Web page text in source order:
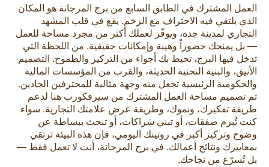
العمل المشترك في الطابق السابع من برج المرجانة هو المكان
الذي يلتقي فيه الاحتراف مع الزخم. يقع في قلب المشهد
التجاري لمدينة جدة، ويوفّر لعملك أكثر من مجرد مساحة للعمل
— بل يمنحك حضوراً وهيبة وإمكانات حقيقية. من اللحظة التي
تدخل فيها البرج، تحيط بك أجواء من التركيز والطموح. التصميم
الأنيق، والبنية التحتية الحديثة، والقرب من المؤسسات المالية
والحكومية الرئيسية تجعل منه وجهة مثالية للمحترفين الجادين.
تم تصميم مساحة العمل المشترك من سيرفكورب هنا لدعم
طريقة تفكيرك، ونموك، وطريقة عرض علامتك التجارية. سواء
كنت تُبرم صفقات، أو تبني شراكات، أو تبحث ببساطة عن
وضوح وتركيز أكبر في روتينك اليومي، فإن هذه البيئة ترتقي
بمعاييرك ونتائج أعمالك. في برج المرجانة، أنت لا تعمل فقط —
بل تُسرّع من نجاحك.